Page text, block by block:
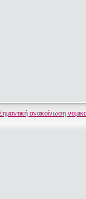
ανακοίνωση